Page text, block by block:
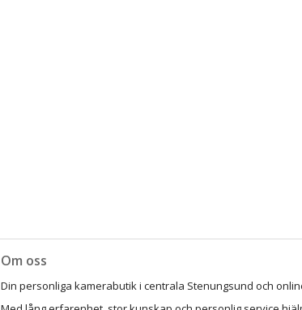
Om oss
Din personliga kamerabutik i centrala Stenungsund och